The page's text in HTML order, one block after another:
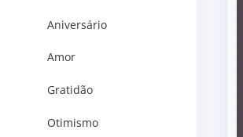
Aniversário
Amor
Gratidão
Otimismo